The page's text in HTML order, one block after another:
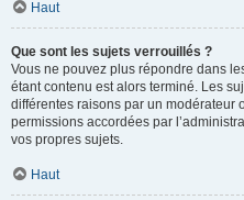
Haut
Que sont les sujets verrouillés ?
Vous ne pouvez plus répondre dans
étant contenu est alors terminé. Les
différentes raisons par un modérateur
permissions accordées par
vos propres sujets.
Haut